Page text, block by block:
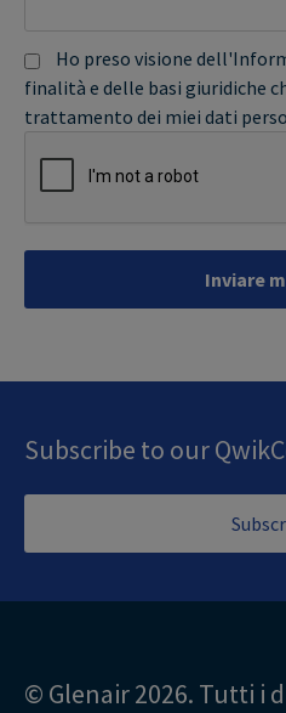
Ho preso visione
finalità e delle basi giuridiche
trattamento dei miei dati
Inviare
Subscribe to our
© Glenair 2026. Tutti i